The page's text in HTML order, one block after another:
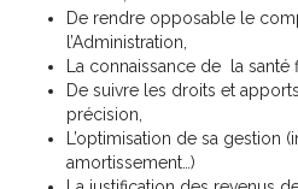
De rendre opposable le
l’Administration,
La connaissance de la santé
De suivre les droits et
précision,
L’optimisation de sa gestion
amortissement…)